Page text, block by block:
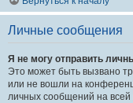
Личные сообщения
Я не могу отправить
Это может быть вызвано
или не вошли на
личных сообщений на